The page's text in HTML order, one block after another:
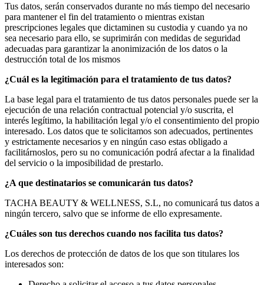
Tus datos, serán conservados durante no más tiempo del necesario
para mantener el fin del tratamiento o mientras existan
prescripciones legales que dictaminen su custodia y cuando ya no
sea necesario para ello, se suprimirán con medidas de seguridad
adecuadas para garantizar la anonimización de los datos o la
destrucción total de los mismos
¿Cuál es la legitimación para el tratamiento de tus datos?
La base legal para el tratamiento de tus datos personales puede ser la
ejecución de una relación contractual potencial y/o suscrita, el
interés legítimo, la habilitación legal y/o el consentimiento del propio
interesado. Los datos que te solicitamos son adecuados, pertinentes
y estrictamente necesarios y en ningún caso estas obligado a
facilitárnoslos, pero su no comunicación podrá afectar a la finalidad
del servicio o la imposibilidad de prestarlo.
¿A que destinatarios se comunicarán tus datos?
TACHA BEAUTY & WELLNESS, S.L, no comunicará tus datos a
ningún tercero, salvo que se informe de ello expresamente.
¿Cuáles son tus derechos cuando nos facilita tus datos?
Los derechos de protección de datos de los que son titulares los
interesados son: